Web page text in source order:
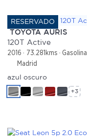
TOYOTA AURIS
120T Active
2016 73.281kms Gasolina
Madrid
azul oscuro
+3